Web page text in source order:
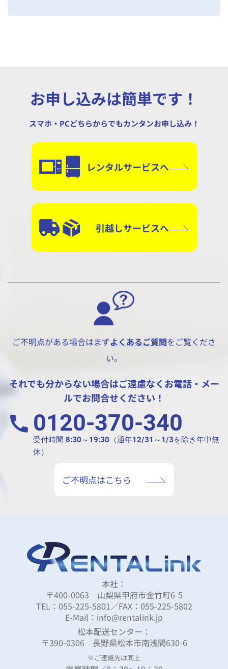
お申し込みは簡単です！
スマホ・PCどちらからでもカンタンお申し込み！
レンタルサービスへ
引越しサービスへ
ご不明点がある場合はまずよくあるご質問をご覧くださ
い。
それでも分からない場合はご遠慮なくお電話・メー
ルでお問合せください！
0120-370-340
受付時間 8:30～19:30（通年12/31～1/3を除き年中無
休）
ご不明点はこちら
本社：
〒400-0063 山梨県甲府市金竹町6-5
TEL：055-225-5801／FAX：055-225-5802
E-Mail：info@rentalink.jp
松本配送センター：
〒390-0306 長野県松本市南浅間630-6
※ご連絡先は同上